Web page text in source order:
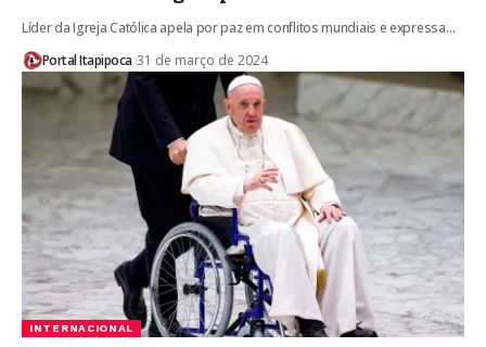
Líder da Igreja Católica apela por paz em conflitos mundiais e expressa…
Portal Itapipoca 31 de março de 2024
INTERNACIONAL